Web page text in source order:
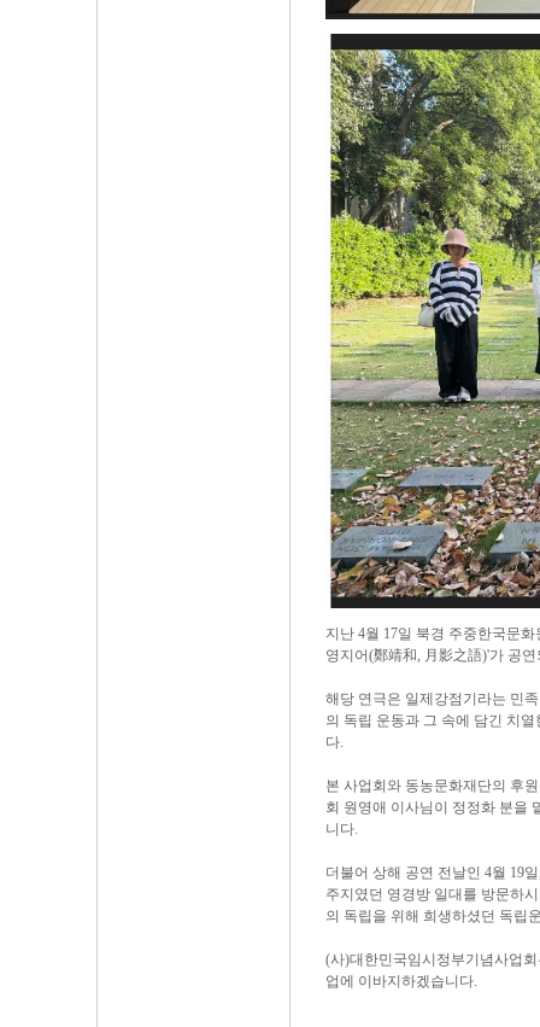
지난 4월 17일 북경 주중한국문
영지어(鄭靖和, 月影之語)'가 공
해당 연극은 일제강점기라는 민
의 독립 운동과 그 속에 담긴 치
다.
본 사업회와 동농문화재단의 후
회 원영애 이사님이 정정화 분을
니다.
더불어 상해 공연 전날인 4월 19
주지였던 영경방 일대를 방문하
의 독립을 위해 희생하셨던 독립
(사)대한민국임시정부기념사업
업에 이바지하겠습니다.